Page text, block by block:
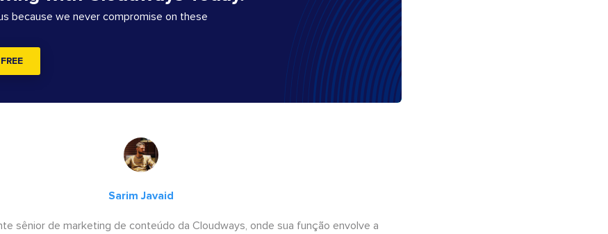
because we never compromise on these
Sarim Javaid
sênior de marketing de conteúdo da Cloudways, onde sua função envolve a